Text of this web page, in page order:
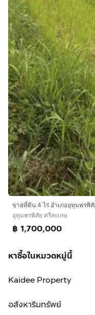
ขายที่ดิน 4 ไร่ อำเภออุทุมพรพิสั
อุทุมพรพิสัย ศรีสะเกษ
฿ 1,700,000
หาซื้อในหมวดหมู่นี้
Kaidee Property
อสังหาริมทรัพย์